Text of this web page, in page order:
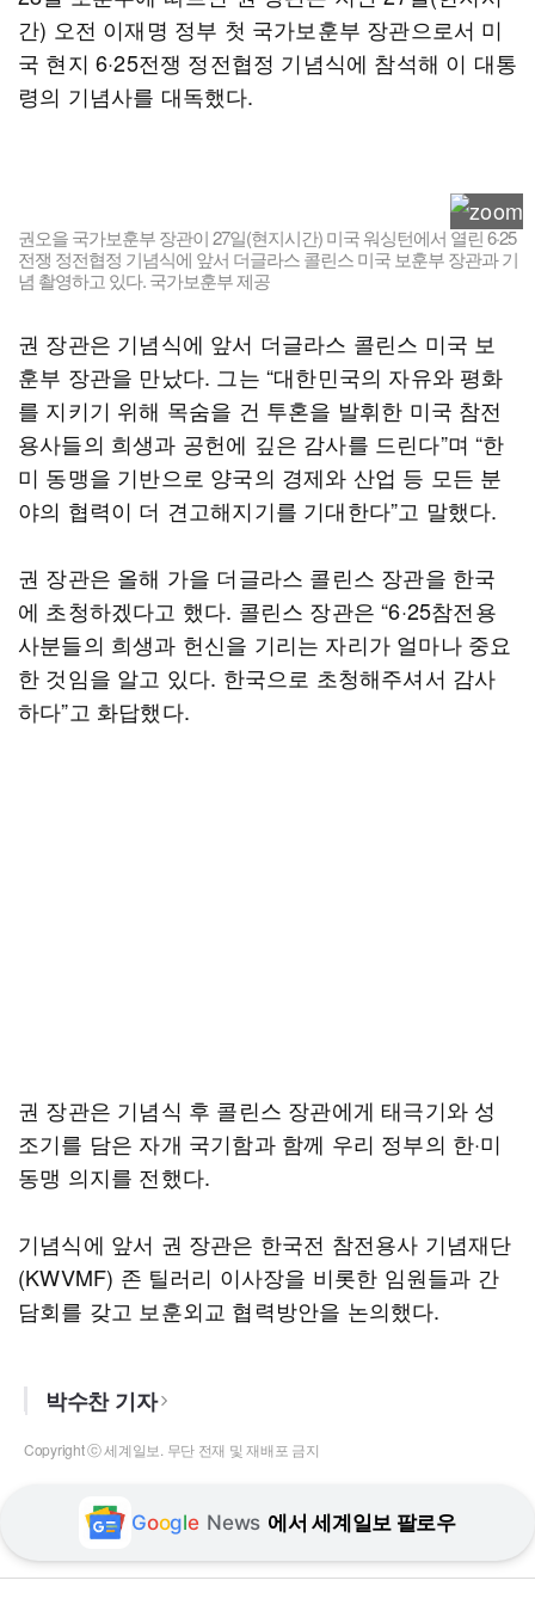
간) 오전 이재명 정부 첫 국가보훈부 장관으로서 미
국 현지 6·25전쟁 정전협정 기념식에 참석해 이 대통
령의 기념사를 대독했다.
권오을 국가보훈부 장관이 27일(현지시간) 미국 워싱턴에서 열린 6·25
전쟁 정전협정 기념식에 앞서 더글라스 콜린스 미국 보훈부 장관과 기
념 촬영하고 있다. 국가보훈부 제공
권 장관은 기념식에 앞서 더글라스 콜린스 미국 보
훈부 장관을 만났다. 그는 “대한민국의 자유와 평화
를 지키기 위해 목숨을 건 투혼을 발휘한 미국 참전
용사들의 희생과 공헌에 깊은 감사를 드린다”며 “한
미 동맹을 기반으로 양국의 경제와 산업 등 모든 분
야의 협력이 더 견고해지기를 기대한다”고 말했다.
권 장관은 올해 가을 더글라스 콜린스 장관을 한국
에 초청하겠다고 했다. 콜린스 장관은 “6·25참전용
사분들의 희생과 헌신을 기리는 자리가 얼마나 중요
한 것임을 알고 있다. 한국으로 초청해주셔서 감사
하다”고 화답했다.
권 장관은 기념식 후 콜린스 장관에게 태극기와 성
조기를 담은 자개 국기함과 함께 우리 정부의 한·미
동맹 의지를 전했다.
기념식에 앞서 권 장관은 한국전 참전용사 기념재단
(KWVMF) 존 틸러리 이사장을 비롯한 임원들과 간
담회를 갖고 보훈외교 협력방안을 논의했다.
박수찬 기자
Copyright ⓒ 세계일보. 무단 전재 및 재배포 금지
Google News 에서 세계일보 팔로우